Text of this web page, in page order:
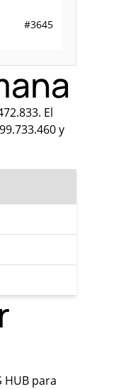
#3645
El
y
para